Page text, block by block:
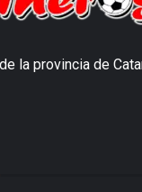
la provincia de